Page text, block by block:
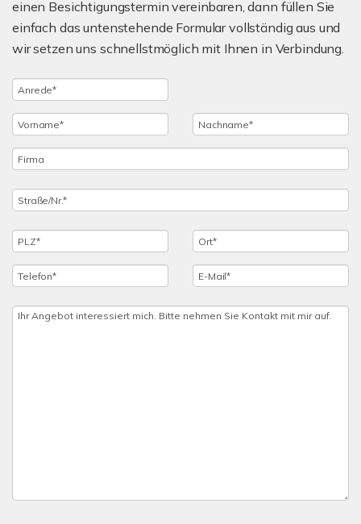
einen Besichtigungstermin vereinbaren, dann füllen Sie
einfach das untenstehende Formular vollständig aus und
wir setzen uns schnellstmöglich mit Ihnen in Verbindung.